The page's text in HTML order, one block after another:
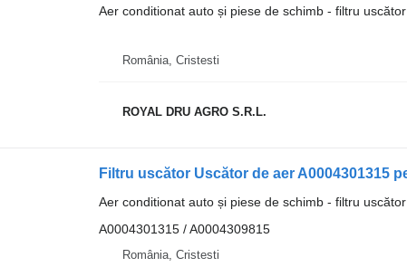
Aer conditionat auto și piese de schimb - filtru uscător
România, Cristesti
ROYAL DRU AGRO S.R.L.
Aer conditionat auto și piese de schimb - filtru uscător
A0004301315 / A0004309815
România, Cristesti